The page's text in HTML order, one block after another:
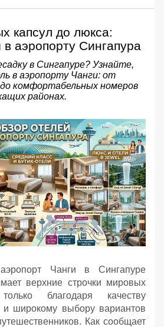
капсул до люкса:
в аэропорту Сингапура
в Сингапуре? Узнайте,
в аэропорту Чанги: от
комфортабельных номеров
районах.
Чанги в Сингапуре
верхние строчки мировых
благодаря качеству
и широкому выбору вариантов
Как сообщает